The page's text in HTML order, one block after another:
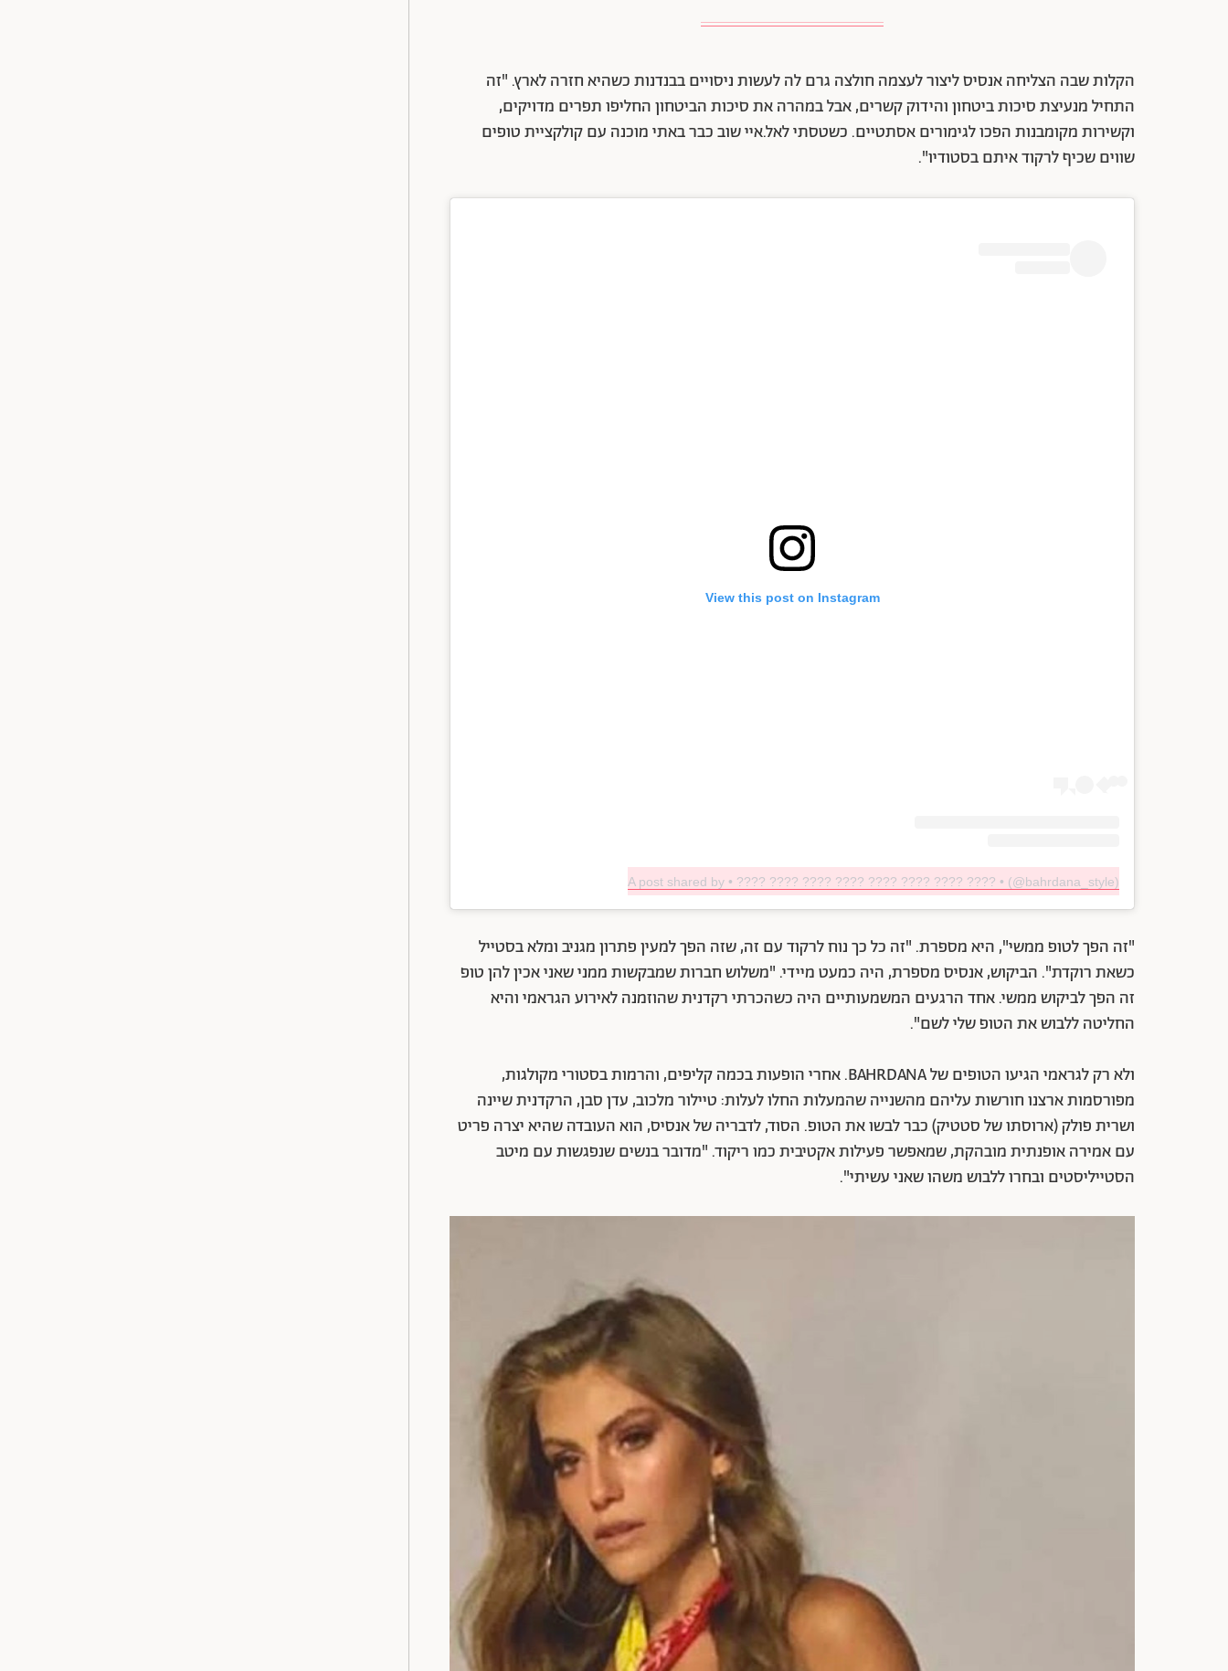
הקלות שבה הצליחה אנסיס ליצור לעצמה חולצה גרם לה לעשות ניסויים בבנדנות כשהיא חזרה לארץ. "זה
התחיל מנעיצת סיכות ביטחון והידוק קשרים, אבל במהרה את סיכות הביטחון החליפו תפרים מדויקים,
וקשירות מקומבנות הפכו לגימורים אסתטיים. כשטסתי לאל.איי שוב כבר באתי מוכנה עם קולקציית טופים
שווים שכיף לרקוד איתם בסטודיו".
View this post on Instagram
A post shared by • ???? ???? ???? ???? ???? ???? ???? ???? • (@bahrdana_style)
"זה הפך לטופ ממשי", היא מספרת. "זה כל כך נוח לרקוד עם זה, שזה הפך למעין פתרון מגניב ומלא בסטייל
כשאת רוקדת". הביקוש, אנסיס מספרת, היה כמעט מיידי. "משלוש חברות שמבקשות ממני שאני אכין להן טופ
זה הפך לביקוש ממשי. אחד הרגעים המשמעותיים היה כשהכרתי רקדנית שהוזמנה לאירוע הגראמי והיא
החליטה ללבוש את הטופ שלי לשם".
ולא רק לגראמי הגיעו הטופים של BAHRDANA. אחרי הופעות בכמה קליפים, והרמות בסטורי מקולגות,
מפורסמות ארצנו חורשות עליהם מהשנייה שהמעלות החלו לעלות: טיילור מלכוב, עדן סבן, הרקדנית שיינה
ושרית פולק (ארוסתו של סטטיק) כבר לבשו את הטופ. הסוד, לדבריה של אנסיס, הוא העובדה שהיא יצרה פריט
עם אמירה אופנתית מובהקת, שמאפשר פעילות אקטיבית כמו ריקוד. "מדובר בנשים שנפגשות עם מיטב
הסטייליסטים ובחרו ללבוש משהו שאני עשיתי".